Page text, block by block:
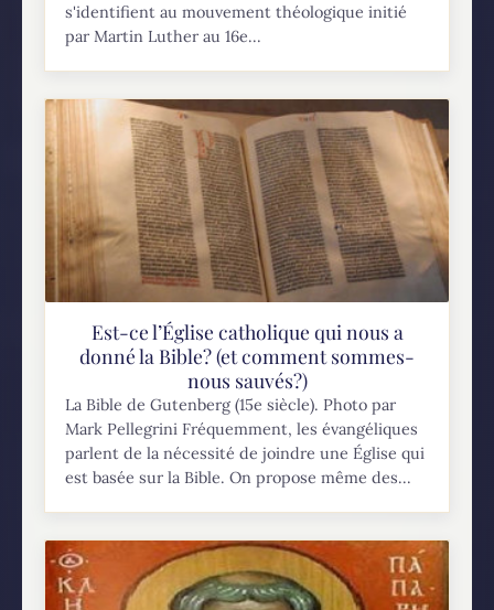
s'identifient au mouvement théologique initié
par Martin Luther au 16e...
Est-ce l’Église catholique qui nous a
donné la Bible? (et comment sommes-
nous sauvés?)
La Bible de Gutenberg (15e siècle). Photo par
Mark Pellegrini Fréquemment, les évangéliques
parlent de la nécessité de joindre une Église qui
est basée sur la Bible. On propose même des...